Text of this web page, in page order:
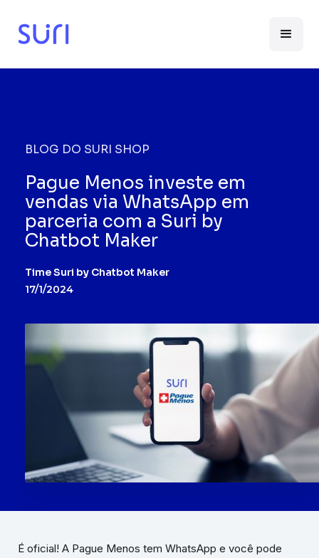
BLOG DO SURI SHOP
Pague Menos investe em
vendas via WhatsApp em
parceria com a Suri by
Chatbot Maker
Time Suri by Chatbot Maker
17/1/2024
É oficial! A Pague Menos tem WhatsApp e você pode